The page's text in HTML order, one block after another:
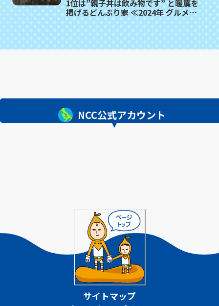
1位は”親子丼は飲み物です” と暖簾を
掲げるどんぶり家 ≪2024年 グルメ記
NCC公式アカウント
サイトマップ